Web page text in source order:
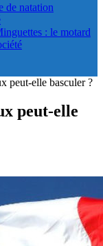
de natation
: le motard
peut-elle basculer ?
peut-elle